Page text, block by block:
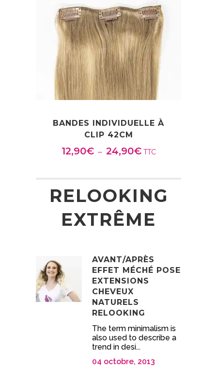
BANDES INDIVIDUELLE À
CLIP 42CM
12,90€ – 24,90€Plage
12,90€
à
24,90€
TTC
RELOOKING
EXTRÊME
AVANT/APRÈS
EFFET MÉCHÉ POSE
EXTENSIONS
CHEVEUX
NATURELS
RELOOKING
The term minimalism is
also used to describe a
trend in desi...
04 octobre, 2013